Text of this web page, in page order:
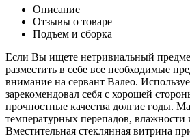
Описание
Отзывы о товаре
Подъем и сборка
Если Вы ищете нетривиальный
разместить в себе все необходимые
внимание на сервант Валео.
зарекомендовал себя с хорошей
прочностные качества долгие годы.
температурных перепадов, влажности
Вместительная стеклянная витрина